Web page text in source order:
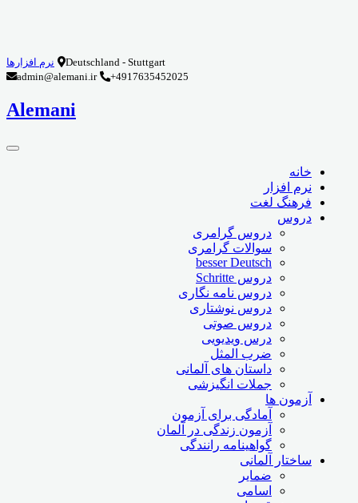
نرم افزارها
Deutschland - Stuttgart
admin@alemani.ir
+4917635452025
Alemani
خانه
نرم افزار
فرهنگ لغت
دروس
دروس گرامری
سوالات گرامری
besser Deutsch
دروس Schritte
دروس نامه نگاری
دروس نوشتاری
دروس صوتی
درس ویدیویی
ضرب المثل
داستان های آلمانی
جملات انگیزشی
آزمون ها
آمادگی برای آزمون
آزمون زندگی در آلمان
گواهینامه رانندگی
ساختار آلمانی
ضمایر
اسامی